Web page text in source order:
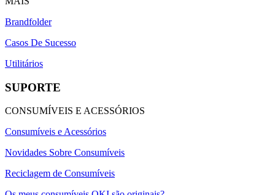
Brandfolder
Casos De Sucesso
Utilitários
SUPORTE
CONSUMÍVEIS E ACESSÓRIOS
Consumíveis e Acessórios
Novidades Sobre Consumíveis
Reciclagem de Consumíveis